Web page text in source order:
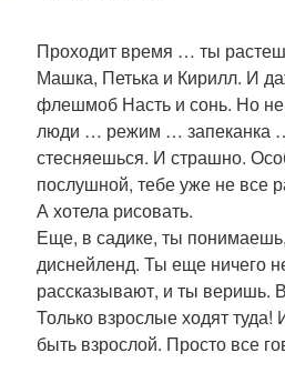
Проходит время … ты
Машка, Петька и Кирилл. И
флешмоб Насть и сонь. Но не
люди … режим … запеканка …
стесняешься. И страшно.
послушной, тебе уже не все
А хотела рисовать.
Еще, в садике, ты понимаешь,
диснейленд. Ты еще ничего
рассказывают, и ты веришь.
Только взрослые ходят туда!
быть взрослой. Просто все